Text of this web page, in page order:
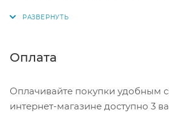
Нажмите кнопку «Оформить
Оплата
Оплачивайте покупки удобным
интернет-магазине доступно 3